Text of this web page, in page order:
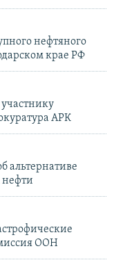
нефтяного
крае РФ
АРК
альтернативе
нефти
ООН